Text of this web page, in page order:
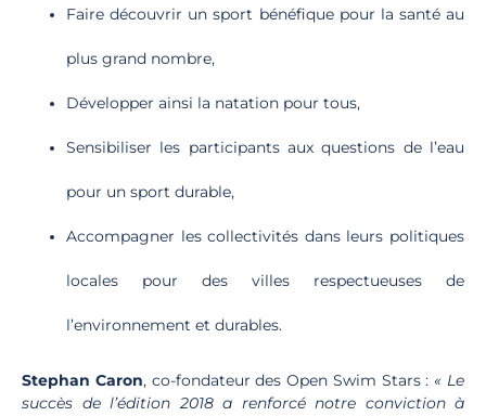
Faire découvrir un sport bénéfique pour la santé au
plus grand nombre,
Développer ainsi la natation pour tous,
Sensibiliser les participants aux questions de l’eau
pour un sport durable,
Accompagner les collectivités dans leurs politiques
locales pour des villes respectueuses de
l’environnement et durables.
Stephan Caron, co-fondateur des Open Swim Stars :« Le
succès de l’édition 2018 a renforcé notre conviction à